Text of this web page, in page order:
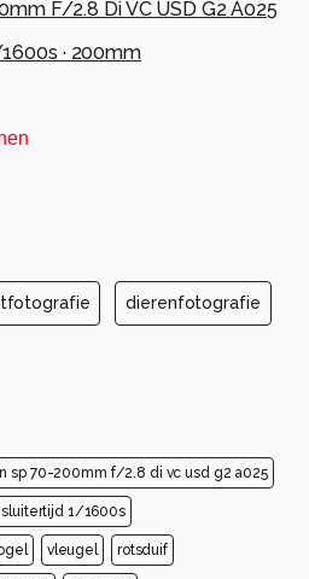
F/2.8 Di VC USD G2 A025
· 200mm
dierenfotografie
sp 70-200mm f/2.8 di vc usd g2 a025
sluitertijd 1/1600s
vleugel rotsduif